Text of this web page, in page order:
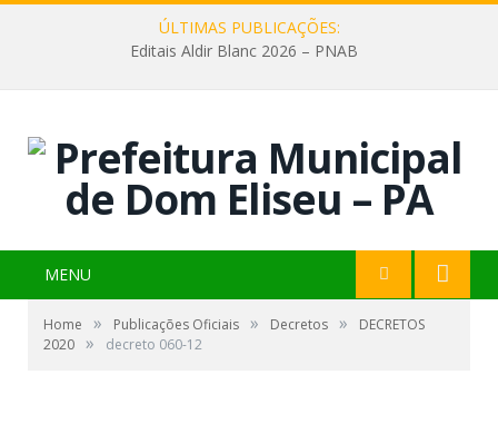
ÚLTIMAS PUBLICAÇÕES:
Editais Aldir Blanc 2026 – PNAB
MENU
Home » Publicações Oficiais » Decretos »
DECRETOS
2020 » decreto 060-12